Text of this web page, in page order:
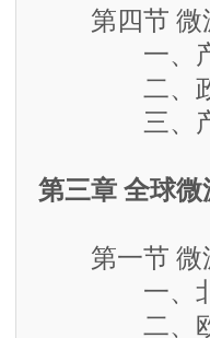
第四节 微波
一、产
二、政
三、产业
第三章 全球
第一节 微波
一、北
二、欧